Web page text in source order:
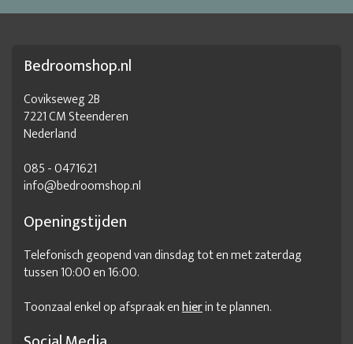
Bedroomshop.nl
Covikseweg 2B
7221 CM Steenderen
Nederland
085 - 0471621
info@bedroomshop.nl
Openingstijden
Telefonisch geopend van dinsdag tot en met zaterdag
tussen 10:00 en 16:00.
Toonzaal enkel op afspraak enhierin te plannen.